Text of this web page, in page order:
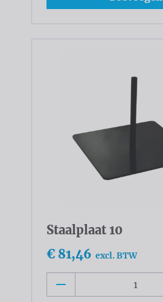
Staalplaat 10
€ 81,46 excl. BTW